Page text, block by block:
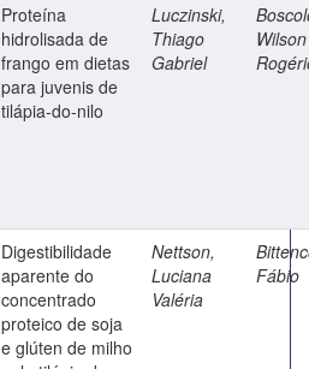
Proteína
hidrolisada de
frango em dietas
para juvenis de
tilápia-do-nilo
Luczinski,
Thiago
Gabriel
Wilson
Digestibilidade
aparente do
concentrado
proteico de soja
e glúten de milho
Nettson,
Luciana
Valéria
Fábio